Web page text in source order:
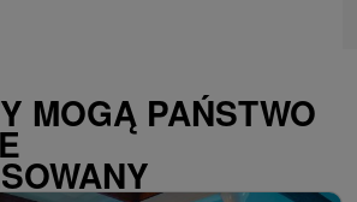
MOGĄ PAŃSTWO